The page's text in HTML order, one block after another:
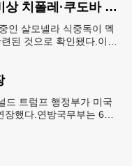
할라피뇨 살모넬라 비상 치폴레·쿠도바 긴급 회수
인 살모넬라 식중독이 멕
된 것으로 확인됐다.이에
드 트럼프 행정부가 미국
했다.연방국무부는 6일